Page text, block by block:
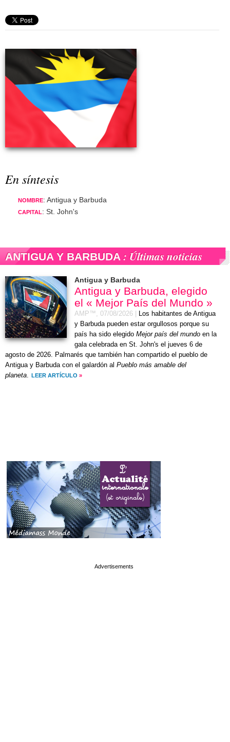
En síntesis
NOMBRE: Antigua y Barbuda
CAPITAL: St. John's
ANTIGUA Y BARBUDA : Últimas noticias
Antigua y Barbuda
Antigua y Barbuda, elegido
el « Mejor País del Mundo »
AMP™, 07/08/2026
Los habitantes de Antigua
y Barbuda pueden estar orgullosos porque su
país ha sido elegido Mejor país del mundo en la
gala celebrada en St. John's el jueves 6 de
agosto de 2026. Palmarés que también han compartido el pueblo de
Antigua y Barbuda con el galardón al Pueblo más amable del
planeta. LEER ARTÍCULO »